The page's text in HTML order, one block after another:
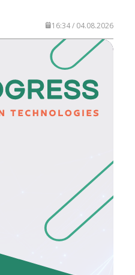
16:34 / 04.08.2026